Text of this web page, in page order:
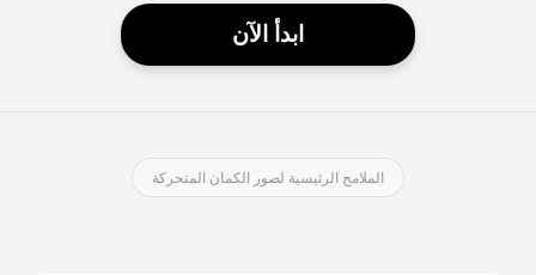
ابدأ الآن
الملامح الرئيسية لصور الكمان المتحركة